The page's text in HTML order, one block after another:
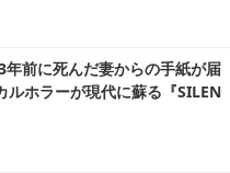
年前に死んだ妻からの手紙が届
ホラーが現代に蘇る『SILEN